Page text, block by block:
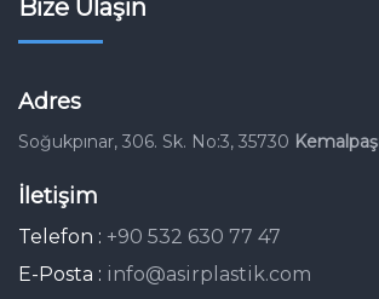
Bize Ulaşın
Adres
Soğukpınar, 306. Sk. No:3, 35730
İletişim
Telefon : +90 532 630 77 47
E-Posta : info@asirplastik.com